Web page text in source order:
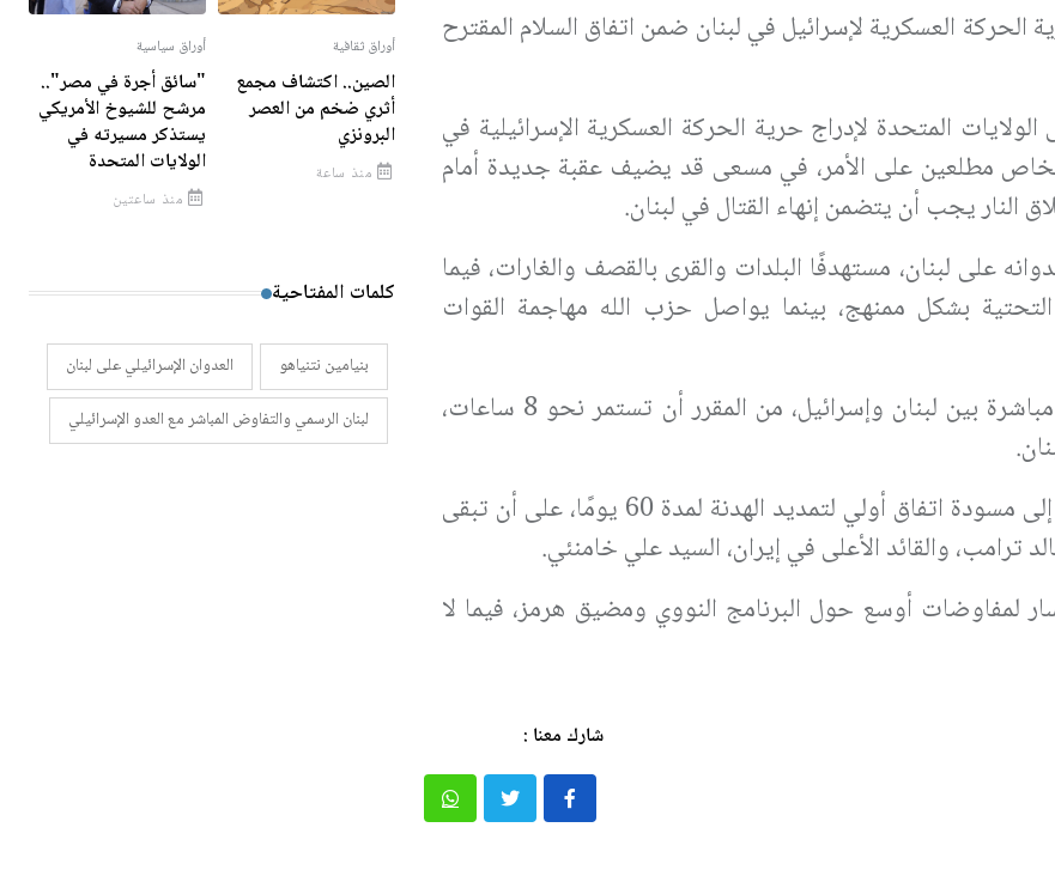
الحركة العسكرية لإسرائيل في لبنان ضمن اتفاق السلام المقترح
المتحدة لإدراج حرية الحركة العسكرية الإسرائيلية في
مطلعين على الأمر، في مسعى قد يضيف عقبة جديدة أمام
يجب أن يتضمن إنهاء القتال في لبنان.
على لبنان، مستهدفًا البلدات والقرى بالقصف والغارات، فيما
بشكل ممنهج، بينما يواصل حزب الله مهاجمة القوات
تستضيف واشنطن، اليوم، جولة مفاوضات عسكرية مباشرة بين لبنان وإسرائيل، من المقرر أن تستمر نحو 8 ساعات،
كانت تقارير قد أفادت بأنّ واشنطن وطهران توصلتا إلى مسودة اتفاق أولي لتمديد الهدنة لمدة 60 يومًا، على أن تبقى
ترامب، والقائد الأعلى في إيران، السيد علي خامنئي.
لمفاوضات أوسع حول البرنامج النووي ومضيق هرمز، فيما لا
شارك معنا :
أوراق ثقافية
الصين.. اكتشاف مجمع
أثري ضخم من العصر
البرونزي
منذ ساعة
أوراق سياسية
"سائق أجرة في مصر"..
مرشح للشيوخ الأمريكي
يستذكر مسيرته في
الولايات المتحدة
منذ ساعتين
كلمات المفتاحية
بنيامين نتنياهو
العدوان الإسرائيلي على لبنان
لبنان الرسمي والتفاوض المباشر مع العدو الإسرائيلي